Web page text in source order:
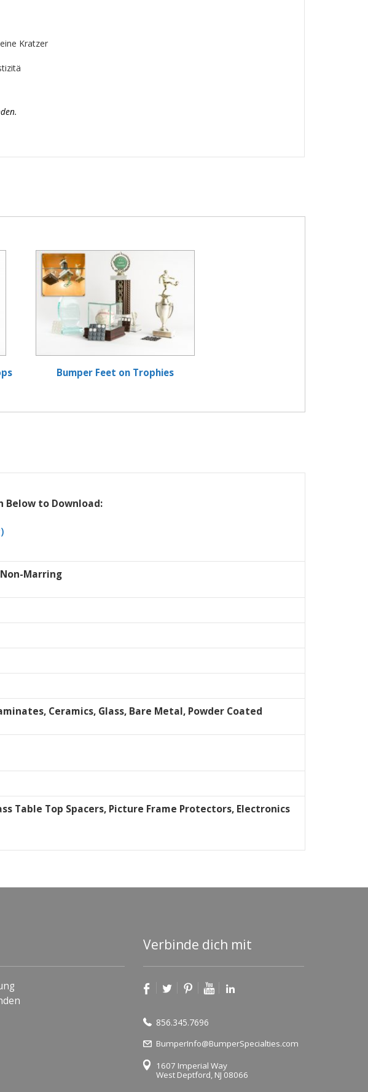
Kratzer
Bumper Feet on Trophies
Below to Download:
Marring
Ceramics, Glass, Bare Metal, Powder Coated
Table Top Spacers, Picture Frame Protectors, Electronics
Verbinde dich mit
856.345.7696
BumperInfo@BumperSpecialties.com
1607 Imperial Way
West Deptford, NJ 08066